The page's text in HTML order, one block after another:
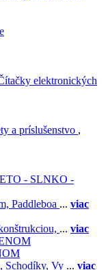
elektronických
a príslušenstvo ,
- SLNKO -
Paddleboa ... viac
... viac
Schodíky, Vy ... viac